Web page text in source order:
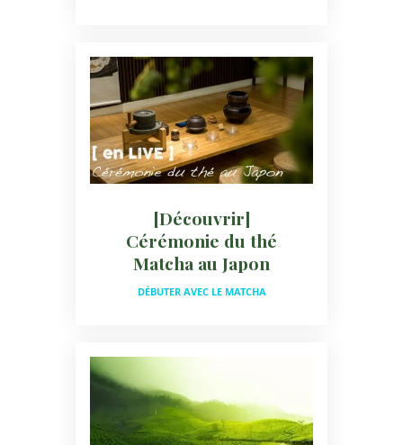
[Découvrir]
Cérémonie du thé
Matcha au Japon
DÉBUTER AVEC LE MATCHA